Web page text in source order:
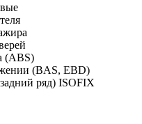
(ABS)
(BAS, EBD)
ряд) ISOFIX